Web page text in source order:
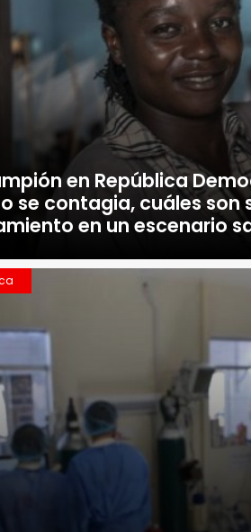
en República
se contagia, cuáles son
en un escenario